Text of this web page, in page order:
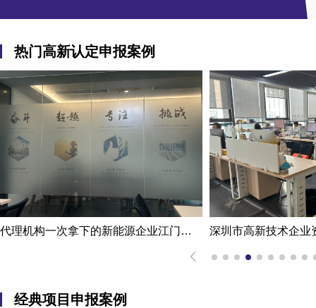
热门高新认定申报案例
代理机构一次拿下的新能源企业江门高新技术企业认定申报案例
经典项目申报案例